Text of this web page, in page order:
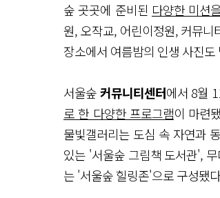
숲 곳곳에 준비된 다양한 미션
원, 오작교, 어린이정원, 커뮤
장소에서 여름밤의 인생 사진
서울숲커뮤니티센터에서 8월
로 한 다양한 프로그램이 마련
물빛갤러리는 도심 속 자연과
있는 '서울숲 그림책 도서관',
는 '서울숲 힐링존'으로 구성됐